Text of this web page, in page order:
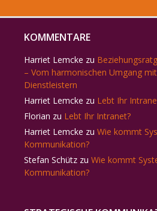
KOMMENTARE
Harriet Lemcke zu
– Vom harmonischen Umgang
Dienstleistern
Harriet Lemcke zu Lebt Ihr
Florian zu Lebt Ihr Intranet?
Harriet Lemcke zu Wie kommt
Kommunikation?
Stefan Schütz zu Wie kommt
Kommunikation?